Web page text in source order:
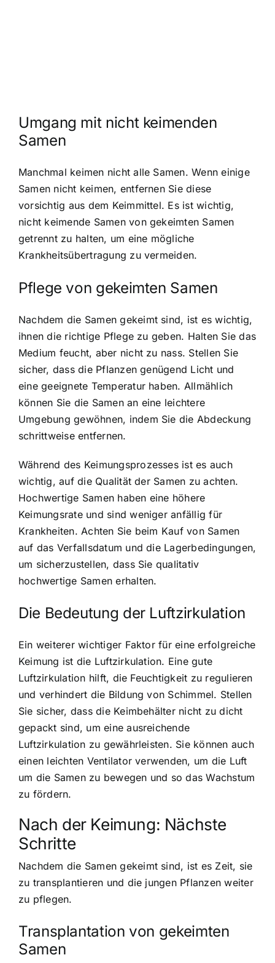
Umgang mit nicht keimenden
Samen
Manchmal keimen nicht alle Samen. Wenn einige
Samen nicht keimen, entfernen Sie diese
vorsichtig aus dem Keimmittel. Es ist wichtig,
nicht keimende Samen von gekeimten Samen
getrennt zu halten, um eine mögliche
Krankheitsübertragung zu vermeiden.
Pflege von gekeimten Samen
Nachdem die Samen gekeimt sind, ist es wichtig,
ihnen die richtige Pflege zu geben. Halten Sie das
Medium feucht, aber nicht zu nass. Stellen Sie
sicher, dass die Pflanzen genügend Licht und
eine geeignete Temperatur haben. Allmählich
können Sie die Samen an eine leichtere
Umgebung gewöhnen, indem Sie die Abdeckung
schrittweise entfernen.
Während des Keimungsprozesses ist es auch
wichtig, auf die Qualität der Samen zu achten.
Hochwertige Samen haben eine höhere
Keimungsrate und sind weniger anfällig für
Krankheiten. Achten Sie beim Kauf von Samen
auf das Verfallsdatum und die Lagerbedingungen,
um sicherzustellen, dass Sie qualitativ
hochwertige Samen erhalten.
Die Bedeutung der Luftzirkulation
Ein weiterer wichtiger Faktor für eine erfolgreiche
Keimung ist die Luftzirkulation. Eine gute
Luftzirkulation hilft, die Feuchtigkeit zu regulieren
und verhindert die Bildung von Schimmel. Stellen
Sie sicher, dass die Keimbehälter nicht zu dicht
gepackt sind, um eine ausreichende
Luftzirkulation zu gewährleisten. Sie können auch
einen leichten Ventilator verwenden, um die Luft
um die Samen zu bewegen und so das Wachstum
zu fördern.
Nach der Keimung: Nächste
Schritte
Nachdem die Samen gekeimt sind, ist es Zeit, sie
zu transplantieren und die jungen Pflanzen weiter
zu pflegen.
Transplantation von gekeimten
Samen